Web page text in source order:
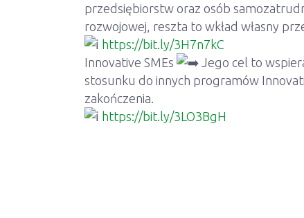
przedsiębiorstw oraz osób
rozwojowej, reszta to wkład własny
https://bit.ly/3H7n7kC
Innovative SMEs
Jego cel to
stosunku do innych programów
zakończenia.
https://bit.ly/3LO3BgH